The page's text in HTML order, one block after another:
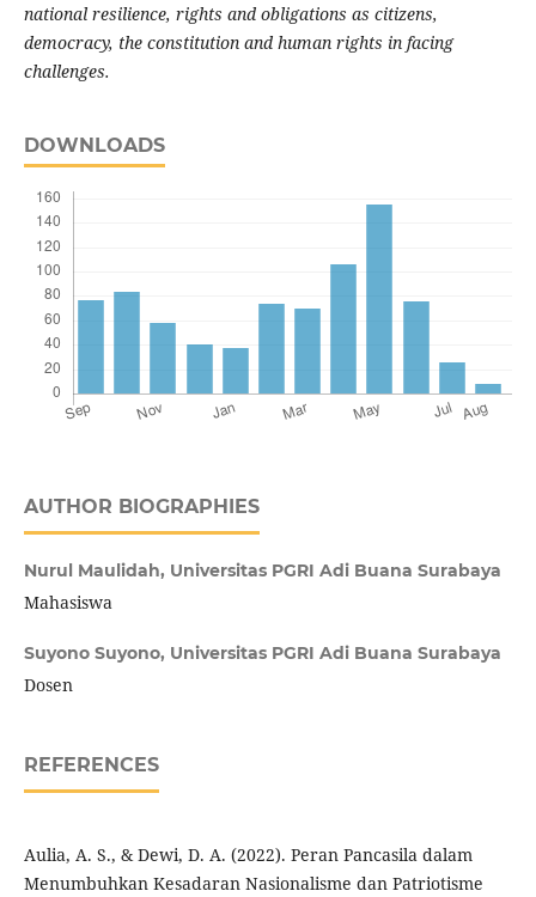
national resilience, rights and obligations as citizens,
democracy, the constitution and human rights in facing
challenges.
DOWNLOADS
AUTHOR BIOGRAPHIES
Nurul Maulidah, Universitas PGRI Adi Buana Surabaya
Mahasiswa
Suyono Suyono, Universitas PGRI Adi Buana Surabaya
Dosen
REFERENCES
Aulia, A. S., & Dewi, D. A. (2022). Peran Pancasila dalam
Menumbuhkan Kesadaran Nasionalisme dan Patriotisme